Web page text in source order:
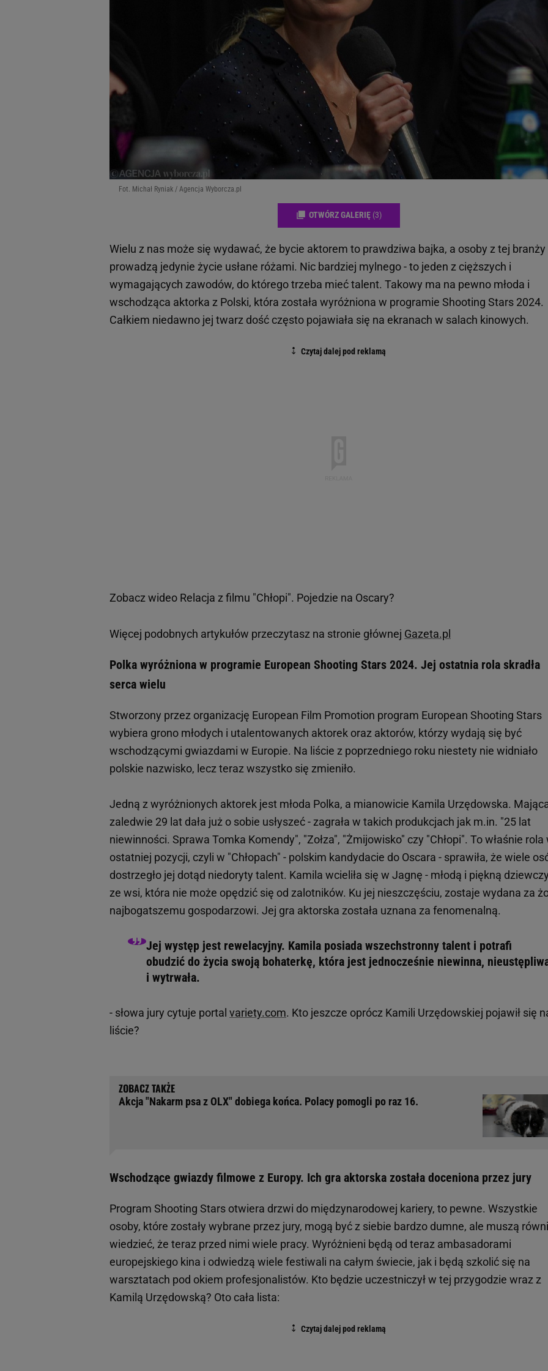
Fot. Michał Ryniak / Agencja Wyborcza.pl
OTWÓRZ GALERIĘ (3)
Wielu z nas może się wydawać, że bycie aktorem to prawdziwa bajka, a osoby z tej branży
prowadzą jedynie życie usłane różami. Nic bardziej mylnego - to jeden z cięższych i
wymagających zawodów, do którego trzeba mieć talent. Takowy ma na pewno młoda i
wschodząca aktorka z Polski, która została wyróżniona w programie Shooting Stars 2024.
Całkiem niedawno jej twarz dość często pojawiała się na ekranach w salach kinowych.
Zobacz wideo Relacja z filmu "Chłopi". Pojedzie na Oscary?
Więcej podobnych artykułów przeczytasz na stronie głównej Gazeta.pl
Polka wyróżniona w programie European Shooting Stars 2024. Jej ostatnia rola skradła
serca wielu
Stworzony przez organizację European Film Promotion program European Shooting Stars
wybiera grono młodych i utalentowanych aktorek oraz aktorów, którzy wydają się być
wschodzącymi gwiazdami w Europie. Na liście z poprzedniego roku niestety nie widniało
polskie nazwisko, lecz teraz wszystko się zmieniło.
Jedną z wyróżnionych aktorek jest młoda Polka, a mianowicie Kamila Urzędowska.
zaledwie 29 lat dała już o sobie usłyszeć - zagrała w takich produkcjach jak m.in. "25 lat
niewinności. Sprawa Tomka Komendy", "Zołza", "Żmijowisko" czy "Chłopi". To właśnie rola
ostatniej pozycji, czyli w "Chłopach" - polskim kandydacie do Oscara - sprawiła, że wiele
dostrzegło jej dotąd niedoryty talent. Kamila wcieliła się w Jagnę - młodą i piękną
ze wsi, która nie może opędzić się od zalotników. Ku jej nieszczęściu, zostaje wydana za
najbogatszemu gospodarzowi. Jej gra aktorska została uznana za fenomenalną.
Jej występ jest rewelacyjny. Kamila posiada wszechstronny talent i potrafi
obudzić do życia swoją bohaterkę, która jest jednocześnie niewinna,
i wytrwała.
- słowa jury cytuje portal variety.com. Kto jeszcze oprócz Kamili Urzędowskiej pojawił się
liście?
Akcja "Nakarm psa z OLX" dobiega końca. Polacy pomogli po raz 16.
Wschodzące gwiazdy filmowe z Europy. Ich gra aktorska została doceniona przez jury
Program Shooting Stars otwiera drzwi do międzynarodowej kariery, to pewne. Wszystkie
osoby, które zostały wybrane przez jury, mogą być z siebie bardzo dumne, ale muszą
wiedzieć, że teraz przed nimi wiele pracy. Wyróżnieni będą od teraz ambasadorami
europejskiego kina i odwiedzą wiele festiwali na całym świecie, jak i będą szkolić się na
warsztatach pod okiem profesjonalistów. Kto będzie uczestniczył w tej przygodzie wraz z
Kamilą Urzędowską? Oto cała lista: